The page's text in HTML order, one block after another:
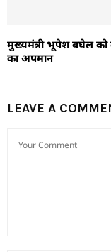
मुख्यमंत्री भूपेश बघेल को
का अपमान
LEAVE A